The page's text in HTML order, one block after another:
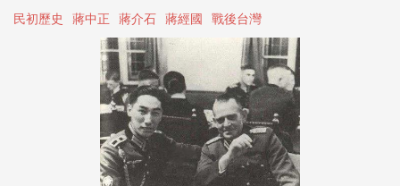
民初歷史 蔣中正 蔣介石 蔣經國 戰後台灣